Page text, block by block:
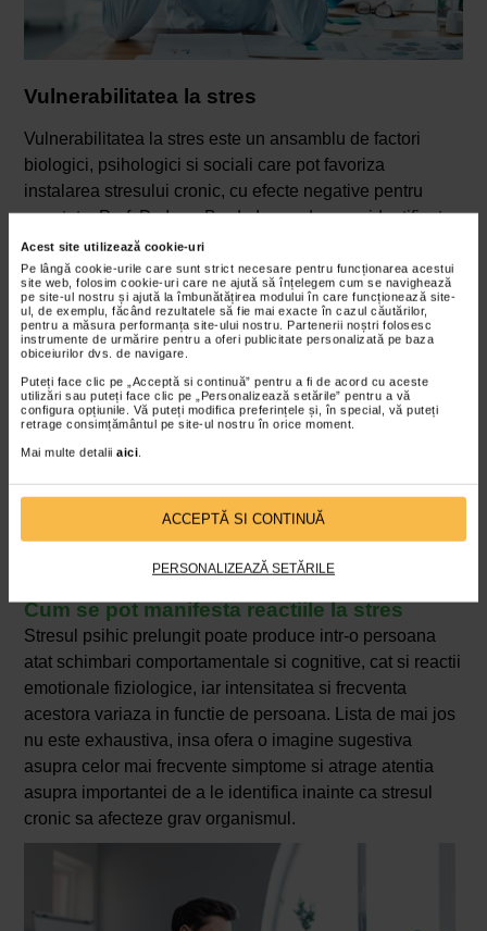
Acest site utilizează cookie-uri
Pe lângă cookie-urile care sunt strict necesare pentru funcționarea acestui
site web, folosim cookie-uri care ne ajută să înțelegem cum se navighează
pe site-ul nostru și ajută la îmbunătățirea modului în care funcționează site-
ul, de exemplu, făcând rezultatele să fie mai exacte în cazul căutărilor,
pentru a măsura performanța site-ului nostru. Partenerii noștri folosesc
instrumente de urmărire pentru a oferi publicitate personalizată pe baza
obiceiurilor dvs. de navigare.
Puteți face clic pe „Acceptă si continuă” pentru a fi de acord cu aceste
utilizări sau puteți face clic pe „Personalizează setările” pentru a vă
configura opțiunile. Vă puteți modifica preferințele și, în special, vă puteți
retrage consimțământul pe site-ul nostru în orice moment.
Mai multe detalii aici.
ACCEPTĂ SI CONTINUĂ
PERSONALIZEAZĂ SETĂRILE
Vulnerabilitatea la stres
Vulnerabilitatea la stres este un ansamblu de factori
biologici, psihologici si sociali care pot favoriza
instalarea stresului cronic, cu efecte negative pentru
sanatate. Prof. Dr. Ioan-Bradu Iamandescu a identificat,
printre alti factori psihologici care pot determina
vulnerabilitatea la stres, urmatoarele trasaturi
(„Psihocardiologie”, Iamandescu & Sinescu, 2015):
introversia;
neuroticismul (o trasatura de personalitate
caracterizata de anxietate, teama, dispozitie
variabila, etc.);
rigiditatea psihica;
toleranta la frustrare (neconcordanta dintre nivelul
de aspiratie si posibilitatile individului);
ostilitatea, agresivitatea, interiorizarea furiei;
dispozitia iritabila;
Cum se pot manifesta reactiile la stres
Stresul psihic prelungit poate produce intr-o persoana
atat schimbari comportamentale si cognitive, cat si reactii
emotionale fiziologice, iar intensitatea si frecventa
acestora variaza in functie de persoana. Lista de mai jos
nu este exhaustiva, insa ofera o imagine sugestiva
asupra celor mai frecvente simptome si atrage atentia
asupra importantei de a le identifica inainte ca stresul
cronic sa afecteze grav organismul.